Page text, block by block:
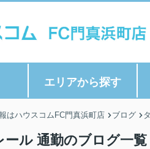
エリアから探す
はハウスコムFC門真浜町店 ブログ
ール 通勤のブログ一覧